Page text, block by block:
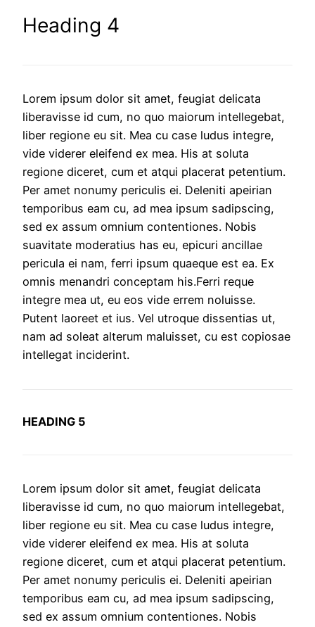
Heading 4
Lorem ipsum dolor sit amet, feugiat delicata
liberavisse id cum, no quo maiorum intellegebat,
liber regione eu sit. Mea cu case ludus integre,
vide viderer eleifend ex mea. His at soluta
regione diceret, cum et atqui placerat petentium.
Per amet nonumy periculis ei. Deleniti apeirian
temporibus eam cu, ad mea ipsum sadipscing,
sed ex assum omnium contentiones. Nobis
suavitate moderatius has eu, epicuri ancillae
pericula ei nam, ferri ipsum quaeque est ea. Ex
omnis menandri conceptam his.Ferri reque
integre mea ut, eu eos vide errem noluisse.
Putent laoreet et ius. Vel utroque dissentias ut,
nam ad soleat alterum maluisset, cu est copiosae
intellegat inciderint.
HEADING 5
Lorem ipsum dolor sit amet, feugiat delicata
liberavisse id cum, no quo maiorum intellegebat,
liber regione eu sit. Mea cu case ludus integre,
vide viderer eleifend ex mea. His at soluta
regione diceret, cum et atqui placerat petentium.
Per amet nonumy periculis ei. Deleniti apeirian
temporibus eam cu, ad mea ipsum sadipscing,
sed ex assum omnium contentiones. Nobis